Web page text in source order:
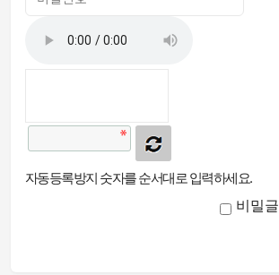
자동등록방지 숫자를 순서대로 입력하세요.
비밀글